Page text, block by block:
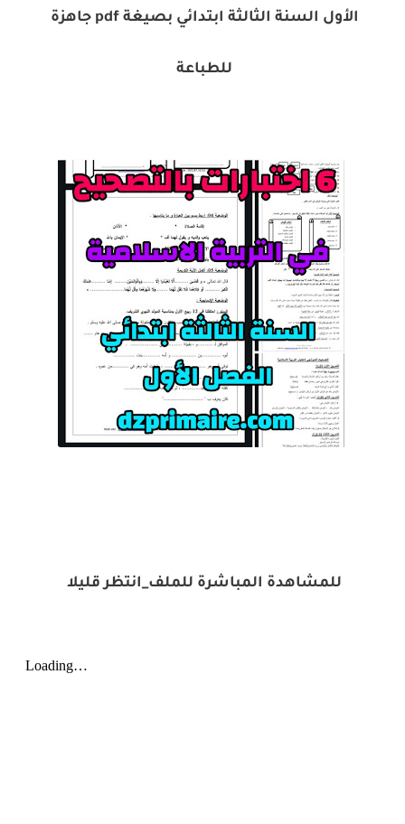
الأول السنة الثالثة ابتدائي بصيغة pdf جاهزة
للطباعة
للمشاهدة المباشرة للملف_انتظر قليلا